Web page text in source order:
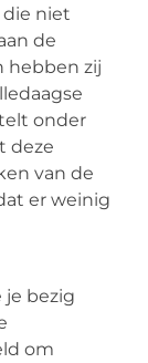
die niet
de
hebben zij
onder
deze
van de
er weinig
bezig
om